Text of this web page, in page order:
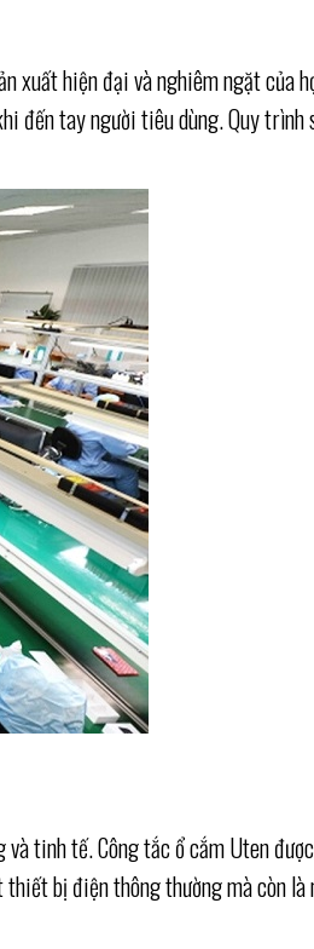
hiện đại và nghiêm ngặt của
tay người tiêu dùng. Quy
tinh tế. Công tắc ổ cắm Uten
bị điện thông thường mà còn